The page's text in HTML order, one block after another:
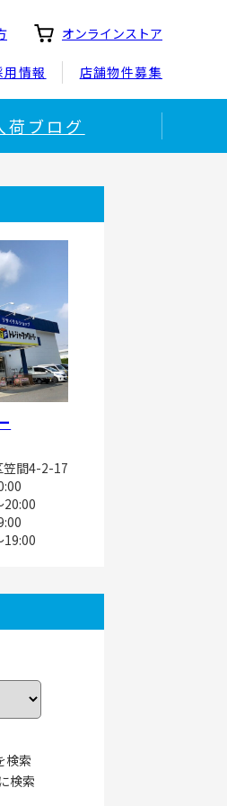
オンラインストア
用情報 店舗物件募集
荷ブログ
笠間4-2-17
20:00
19:00
検索
検索